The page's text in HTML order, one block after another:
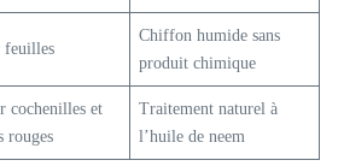
feuilles
Chiffon humide sans
produit chimique
cochenilles et
rouges
Traitement naturel à
l’huile de neem